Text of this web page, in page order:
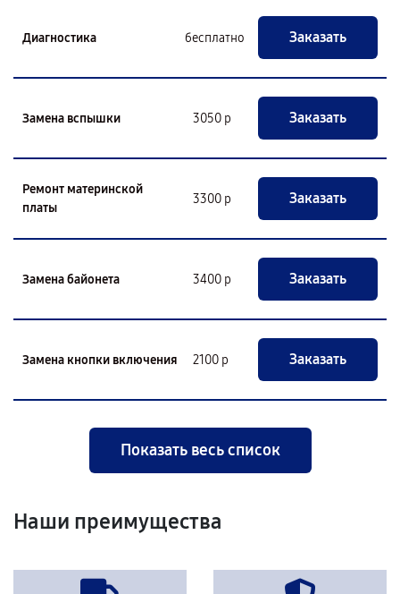
Диагностика бесплатно Заказать
Замена вспышки 3050 р Заказать
Ремонт материнской
платы
3300 р Заказать
Замена байонета 3400 р Заказать
Замена кнопки включения 2100 р Заказать
Показать весь список
Наши преимущества